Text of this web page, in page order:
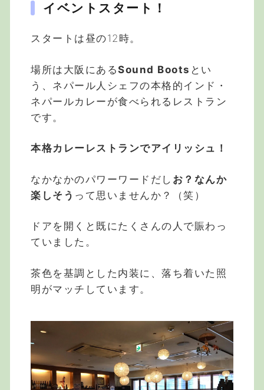
イベントスタート！
スタートは昼の12時。
場所は大阪にあるSound Boots とい
う、ネパール人シェフの本格的インド・
ネパールカレーが食べられるレストラン
です。
本格カレーレストランでアイリッシュ！
なかなかのパワーワードだし お？なんか
楽しそう って思いませんか？（笑）
ドアを開くと既にたくさんの人で賑わっ
ていました。
茶色を基調とした内装に、落ち着いた照
明がマッチしています。